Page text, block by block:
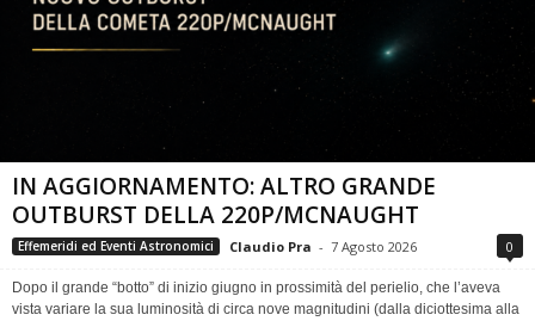
IN AGGIORNAMENTO: ALTRO GRANDE
OUTBURST DELLA 220P/MCNAUGHT
Effemeridi ed Eventi Astronomici Claudio Pra - 7 Agosto 2026 0
Dopo il grande “botto” di inizio giugno in prossimità del perielio, che l’aveva
vista variare la sua luminosità di circa nove magnitudini (dalla diciottesima alla